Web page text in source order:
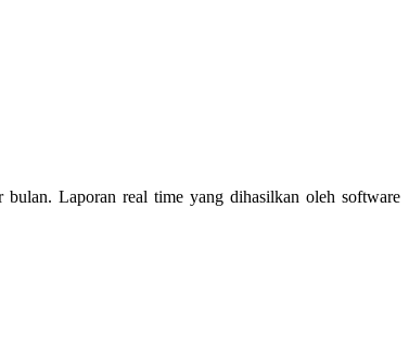
bulan. Laporan real time yang dihasilkan oleh software